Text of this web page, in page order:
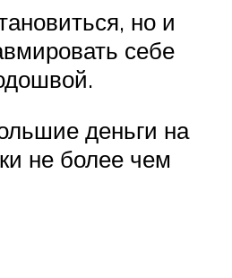
но и
себе
деньги на
не более чем